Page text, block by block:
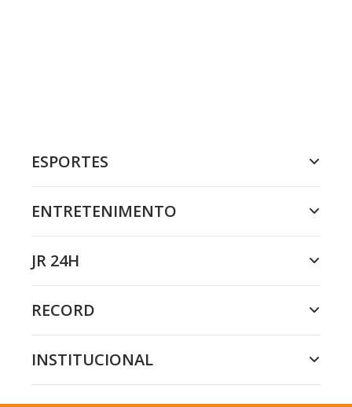
ESPORTES
ENTRETENIMENTO
JR 24H
RECORD
INSTITUCIONAL